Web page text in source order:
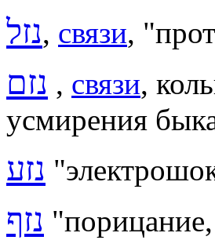
נזל, связи,
נזם , связи,
усмирения
נזע "
נזף